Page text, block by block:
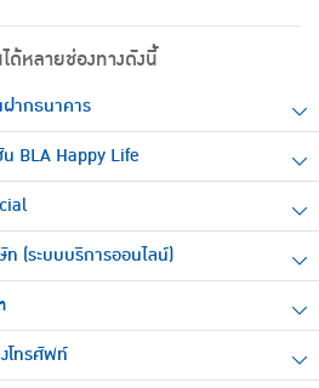
ด้หลายช่องทางดังนี้
ากธนาคาร
BLA Happy Life
ท (ระบบบริการออนไลน์)
โทรศัพท์